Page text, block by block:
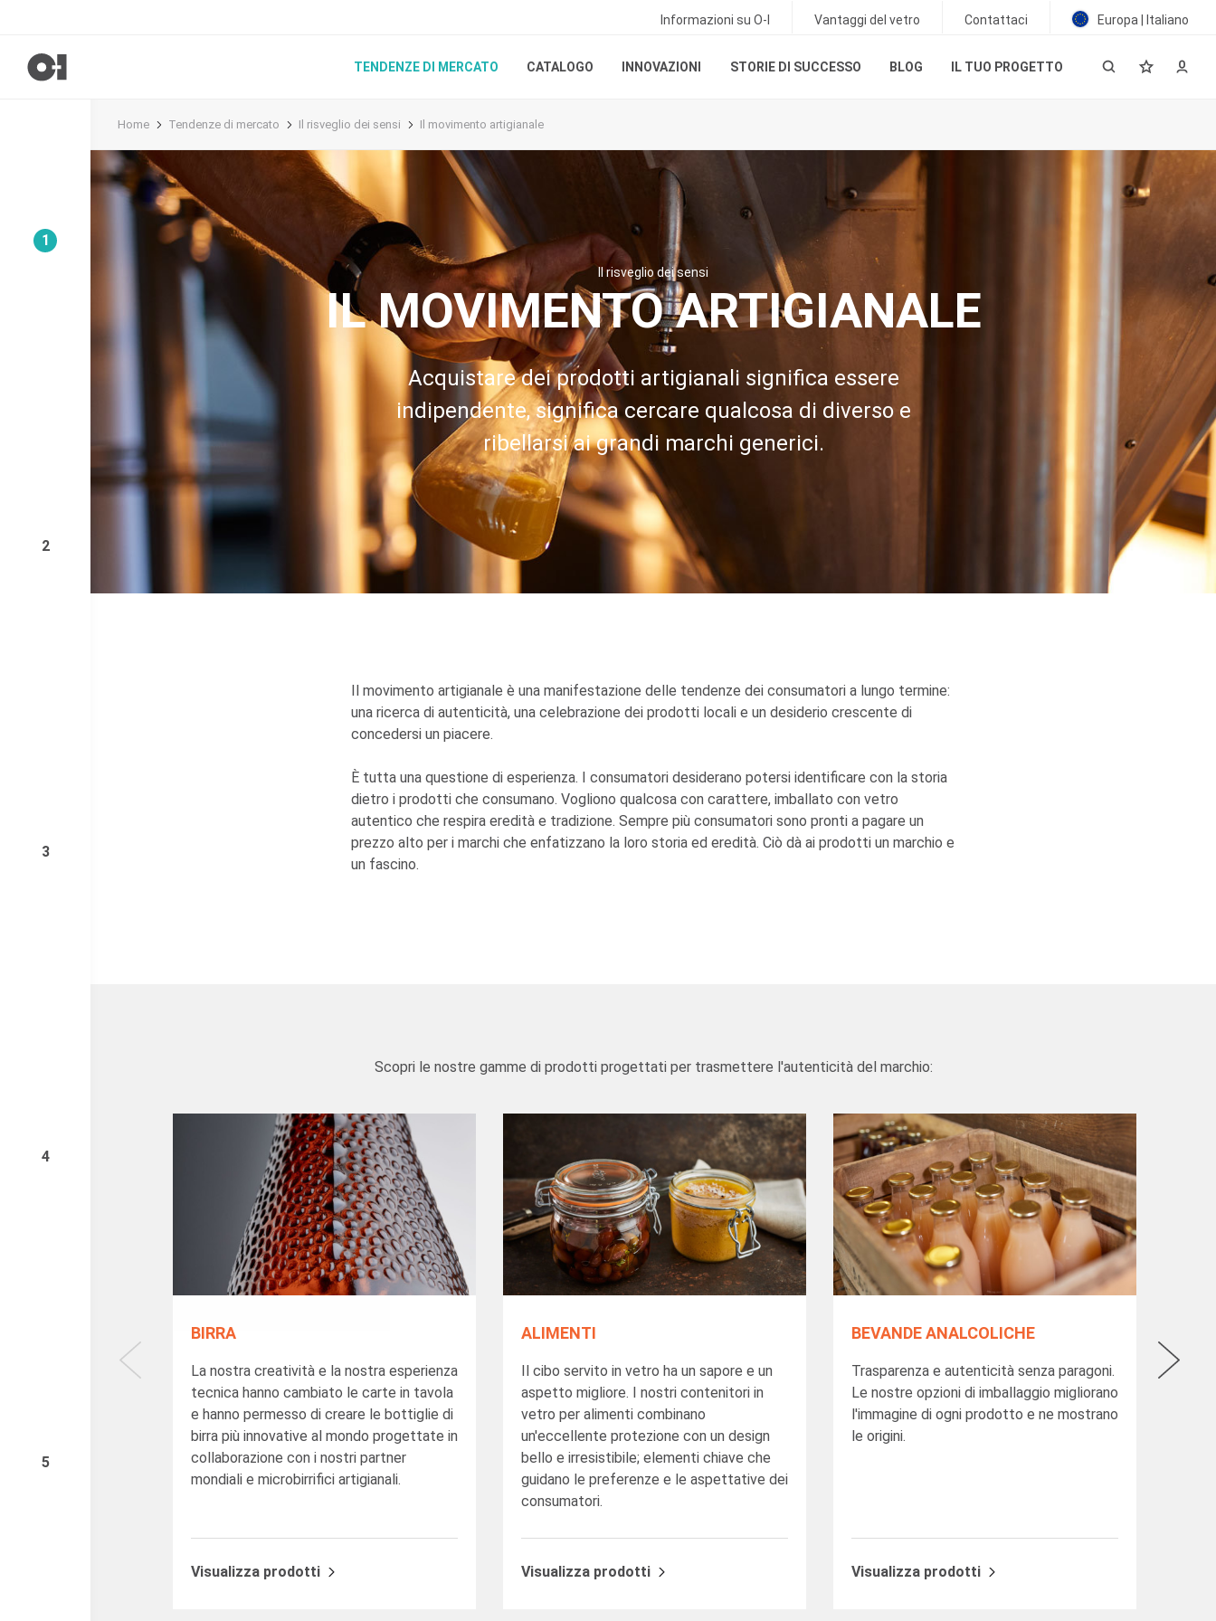
Informazioni su O-I Vantaggi del vetro Contattaci Europa | Italiano
TENDENZE DI MERCATO CATALOGO INNOVAZIONI STORIE DI SUCCESSO BLOG IL TUO PROGETTO
1
2
3
4
5
Home Tendenze di mercato Il risveglio dei sensi Il movimento artigianale
Il risveglio dei sensi
IL MOVIMENTO ARTIGIANALE
Acquistare dei prodotti artigianali significa essere
indipendente, significa cercare qualcosa di diverso e
ribellarsi ai grandi marchi generici.
Il movimento artigianale è una manifestazione delle tendenze dei consumatori a lungo termine:
una ricerca di autenticità, una celebrazione dei prodotti locali e un desiderio crescente di
concedersi un piacere.
È tutta una questione di esperienza. I consumatori desiderano potersi identificare con la storia
dietro i prodotti che consumano. Vogliono qualcosa con carattere, imballato con vetro
autentico che respira eredità e tradizione. Sempre più consumatori sono pronti a pagare un
prezzo alto per i marchi che enfatizzano la loro storia ed eredità. Ciò dà ai prodotti un marchio e
un fascino.
Scopri le nostre gamme di prodotti progettati per trasmettere l'autenticità del marchio:
BIRRA
La nostra creatività e la nostra esperienza
tecnica hanno cambiato le carte in tavola
e hanno permesso di creare le bottiglie di
birra più innovative al mondo progettate in
collaborazione con i nostri partner
mondiali e microbirrifici artigianali.
Visualizza prodotti
ALIMENTI
Il cibo servito in vetro ha un sapore e un
aspetto migliore. I nostri contenitori in
vetro per alimenti combinano
un'eccellente protezione con un design
bello e irresistibile; elementi chiave che
guidano le preferenze e le aspettative dei
consumatori.
Visualizza prodotti
BEVANDE ANALCOLICHE
Trasparenza e autenticità senza paragoni.
Le nostre opzioni di imballaggio migliorano
l'immagine di ogni prodotto e ne mostrano
le origini.
Visualizza prodotti